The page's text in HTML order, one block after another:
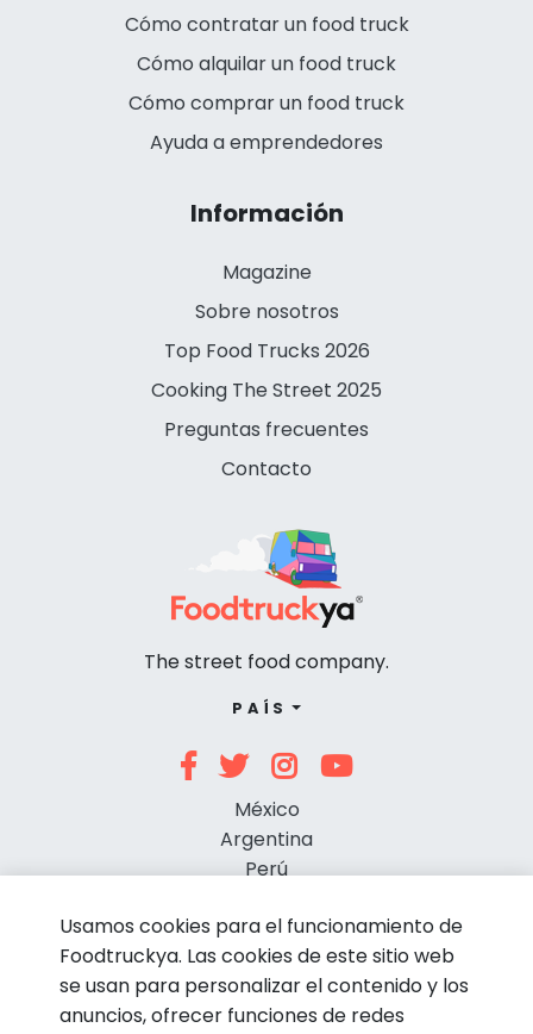
Cómo contratar un food truck
Cómo alquilar un food truck
Cómo comprar un food truck
Ayuda a emprendedores
Información
Magazine
Sobre nosotros
Top Food Trucks 2026
Cooking The Street 2025
Preguntas frecuentes
Contacto
The street food company.
PAÍS
México
Argentina
Perú
Usamos cookies para el funcionamiento de
Foodtruckya. Las cookies de este sitio web
se usan para personalizar el contenido y los
anuncios, ofrecer funciones de redes